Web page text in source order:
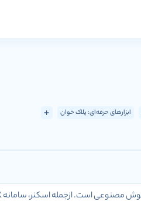
ابزارهای حرفه‌ای: پلاک خوان